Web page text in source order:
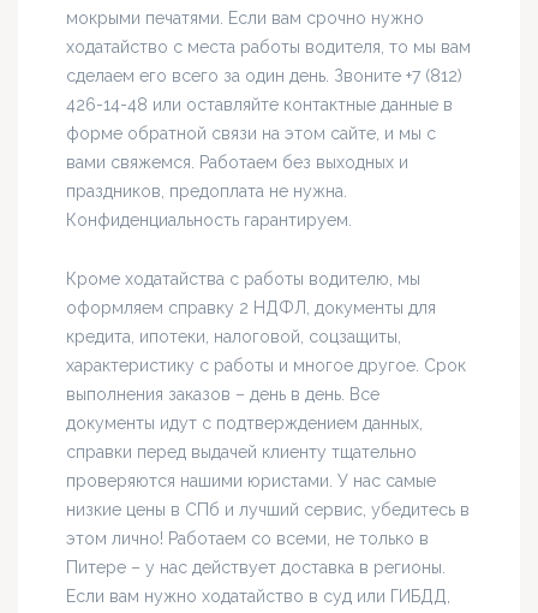
мокрыми печатями. Если вам срочно нужно
ходатайство с места работы водителя, то мы вам
сделаем его всего за один день. Звоните +7 (812)
426-14-48 или оставляйте контактные данные в
форме обратной связи на этом сайте, и мы с
вами свяжемся. Работаем без выходных и
праздников, предоплата не нужна.
Конфиденциальность гарантируем.
Кроме ходатайства с работы водителю, мы
оформляем справку 2 НДФЛ, документы для
кредита, ипотеки, налоговой, соцзащиты,
характеристику с работы и многое другое. Срок
выполнения заказов – день в день. Все
документы идут с подтверждением данных,
справки перед выдачей клиенту тщательно
проверяются нашими юристами. У нас самые
низкие цены в СПб и лучший сервис, убедитесь в
этом лично! Работаем со всеми, не только в
Питере – у нас действует доставка в регионы.
Если вам нужно ходатайство в суд или ГИБДД,